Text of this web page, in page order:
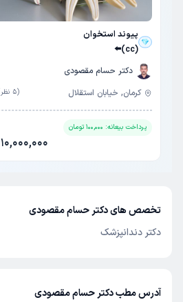
پیوند استخوان
(cc)⬅️
دکتر حسام مقصودی
(5 نظر) کرمان, خیابان استقلال
پرداخت بیعانه: 100,000 تومان
10,000,000
تخصص های دکتر حسام مقصودی
دکتر دندانپزشک
آدرس مطب دکتر حسام مقصودی